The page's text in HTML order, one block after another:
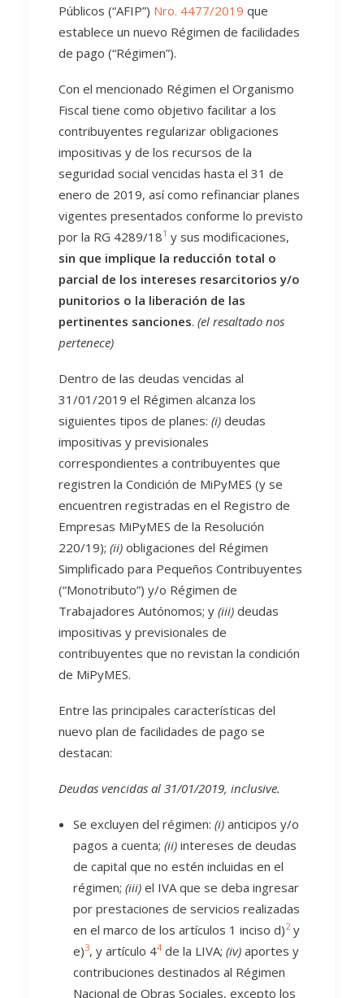
Públicos (“AFIP”) Nro. 4477/2019 que
establece un nuevo Régimen de facilidades
de pago (“Régimen”).
Con el mencionado Régimen el Organismo
Fiscal tiene como objetivo facilitar a los
contribuyentes regularizar obligaciones
impositivas y de los recursos de la
seguridad social vencidas hasta el 31 de
enero de 2019, así como refinanciar planes
vigentes presentados conforme lo previsto
por la RG 4289/181 y sus modificaciones,
sin que implique la reducción total o
parcial de los intereses resarcitorios y/o
punitorios o la liberación de las
pertinentes sanciones. (el resaltado nos
pertenece)
Dentro de las deudas vencidas al
31/01/2019 el Régimen alcanza los
siguientes tipos de planes: (i) deudas
impositivas y previsionales
correspondientes a contribuyentes que
registren la Condición de MiPyMES (y se
encuentren registradas en el Registro de
Empresas MiPyMES de la Resolución
220/19); (ii) obligaciones del Régimen
Simplificado para Pequeños Contribuyentes
(“Monotributo”) y/o Régimen de
Trabajadores Autónomos; y (iii) deudas
impositivas y previsionales de
contribuyentes que no revistan la condición
de MiPyMES.
Entre las principales características del
nuevo plan de facilidades de pago se
destacan:
Deudas vencidas al 31/01/2019, inclusive.
Se excluyen del régimen: (i) anticipos y/o
pagos a cuenta; (ii) intereses de deudas
de capital que no estén incluidas en el
régimen; (iii) el IVA que se deba ingresar
por prestaciones de servicios realizadas
en el marco de los artículos 1 inciso d)2y
e)3, y artículo 44de la LIVA; (iv) aportes y
contribuciones destinados al Régimen
Nacional de Obras Sociales, excepto los